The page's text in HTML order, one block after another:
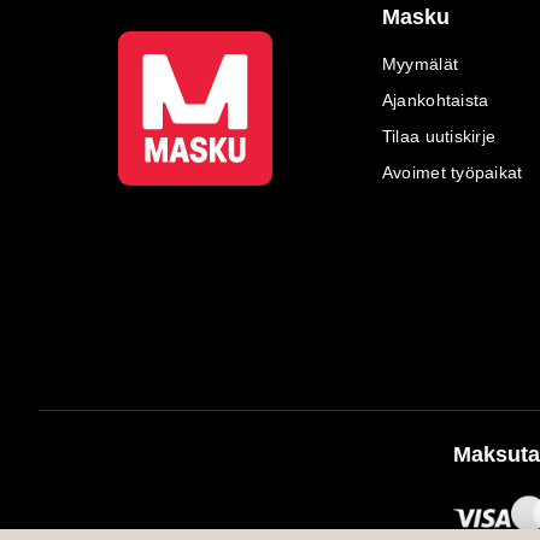
Masku
Myymälät
Ajankohtaista
Tilaa uutiskirje
Avoimet työpaikat